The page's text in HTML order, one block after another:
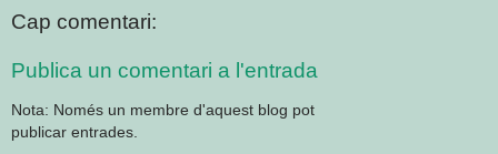
Cap comentari:
Publica un comentari a l'entrada
Nota: Només un membre d'aquest blog pot
publicar entrades.